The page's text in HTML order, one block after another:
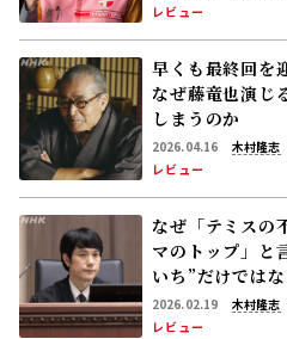
レビュー
早くも最終回を
なぜ藤竜也演じ
しまうのか
2026.04.16
木村隆志
レビュー
なぜ「テミスの
マのトップ」と
いち”だけでは
2026.02.19
木村隆志
レビュー